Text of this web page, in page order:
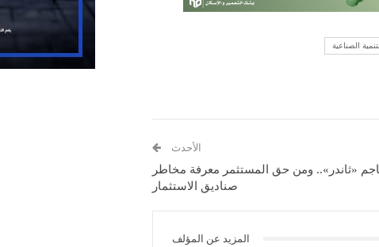
الصناعية
الأحدث
«ثاندر».. ومن حق المستثمر معرفة مخاطر
صناديق الاستثمار
المزيد عن المؤلف